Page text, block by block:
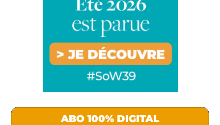
ABO 100% DIGITAL